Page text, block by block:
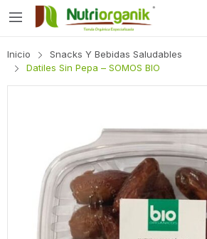
Inicio
Snacks Y Bebidas Saludables
Datiles Sin Pepa – SOMOS BIO